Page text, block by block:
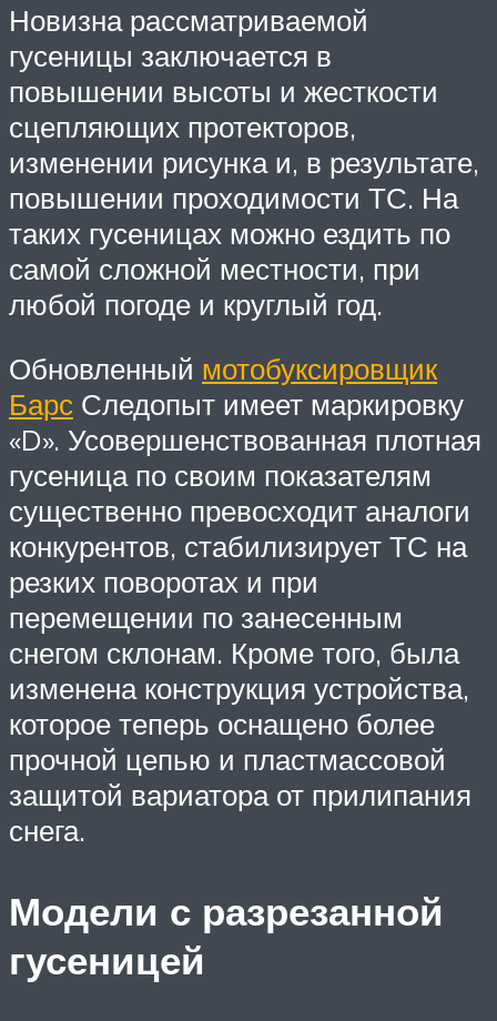
Новизна рассматриваемой
гусеницы заключается в
повышении высоты и жесткости
сцепляющих протекторов,
изменении рисунка и, в результате,
повышении проходимости ТС. На
таких гусеницах можно ездить по
самой сложной местности, при
любой погоде и круглый год.
Обновленный мотобуксировщик
Барс Следопыт имеет маркировку
«D». Усовершенствованная плотная
гусеница по своим показателям
существенно превосходит аналоги
конкурентов, стабилизирует ТС на
резких поворотах и при
перемещении по занесенным
снегом склонам. Кроме того, была
изменена конструкция устройства,
которое теперь оснащено более
прочной цепью и пластмассовой
защитой вариатора от прилипания
снега.
Модели с разрезанной
гусеницей